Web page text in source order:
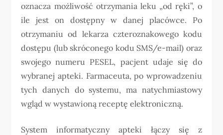
oznacza możliwość otrzymania leku „od ręki”, o
ile jest on dostępny w danej placówce. Po
otrzymaniu od lekarza czteroznakowego kodu
dostępu (lub skróconego kodu SMS/e-mail) oraz
swojego numeru PESEL, pacjent udaje się do
wybranej apteki. Farmaceuta, po wprowadzeniu
tych danych do systemu, ma natychmiastowy
wgląd w wystawioną receptę elektroniczną.
System informatyczny apteki łączy się z